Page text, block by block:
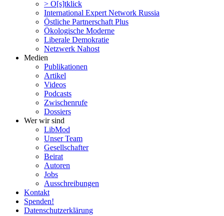
> O[s]tklick
Inter­na­tional Expert Network Russia
Östliche Partner­schaft Plus
Ökolo­gische Moderne
Liberale Demokratie
Netzwerk Nahost
Medien
Publi­ka­tionen
Artikel
Videos
Podcasts
Zwischenrufe
Dossiers
Wer wir sind
LibMod
Unser Team
Gesell­schafter
Beirat
Autoren
Jobs
Ausschrei­bungen
Kontakt
Spenden!
Daten­schutz­er­klärung